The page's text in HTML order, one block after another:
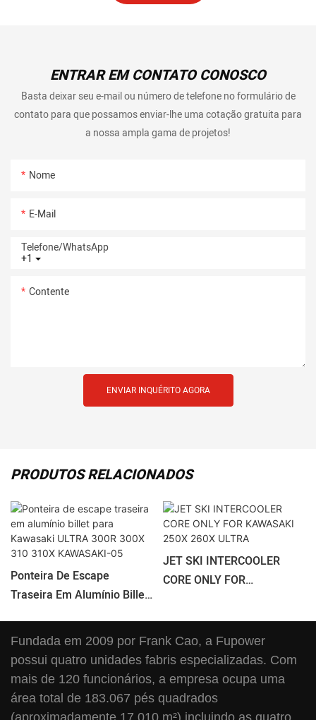
ENTRAR EM CONTATO CONOSCO
Basta deixar seu e-mail ou número de telefone no formulário de
contato para que possamos enviar-lhe uma cotação gratuita para
a nossa ampla gama de projetos!
Nome
E-Mail
+1
Telefone/whatsApp
Contente
ENVIAR INQUÉRITO AGORA
PRODUTOS RELACIONADOS
Ponteira De Escape
Traseira Em Alumínio Billet
300X 310 310X KAWASAKI-
JET SKI INTERCOOLER
CORE ONLY FOR
ULTRA
Fundada em 2009 por Frank Cao, a Fupower
possui quatro unidades fabris especializadas. Com
mais de 120 funcionários, a empresa ocupa uma
área total de 183.067 pés quadrados
(aproximadamente 17.010 m²) incluindo as quatro